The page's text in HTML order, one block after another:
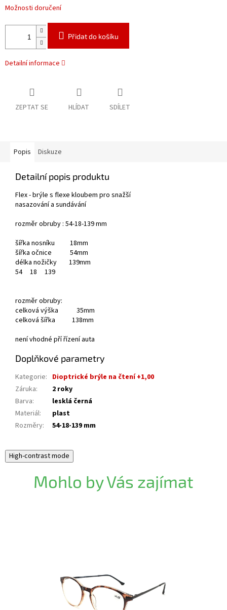
Možnosti doručení
Přidat do košíku
Detailní informace
ZEPTAT SE HLÍDAT SDÍLET
Popis Diskuze
Detailní popis produktu
Flex - brýle s flexe kloubem pro snažší
nasazování a sundávání
rozměr obruby : 54-18-139 mm
šířka nosníku 18mm
šířka očnice 54mm
délka nožičky 139mm
54 18 139
rozměr obruby:
celková výška 35mm
celková šířka 138mm
není vhodné pří řízení auta
Doplňkové parametry
Kategorie: Dioptrické brýle na čtení +1,00
Záruka:
2 roky
Barva:
lesklá černá
Materiál:
plast
Rozměry: 54-18-139 mm
High-contrast mode
Mohlo by Vás zajímat